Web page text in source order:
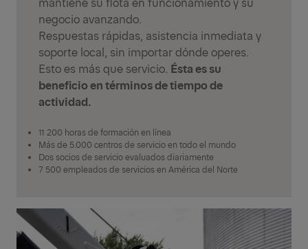
negocio avanzando.
Respuestas rápidas, asistencia inmediata y
soporte local, sin importar dónde operes.
Esto es más que servicio. Ésta es su
beneficio en términos de tiempo de
actividad.
11 200 horas de formación en línea
Más de 5.000 centros de servicio en todo el mundo
Dos socios de servicio evaluados diariamente
7 500 empleados de servicios en América del Norte